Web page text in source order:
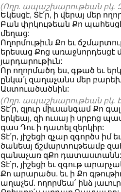
(Ողր. ապաշխարութեան բկ.
Եկեսցէ, Տէ՛ր, ի վերայ մեր
Բան փրկութեան Քո
մեղաց:
Ողորմութիւն Քո եւ
երեսաց Քոց առաջնորդեսցէ
յարդարութիւն:
Որ ողորմածդ ես, գթած եւ
ընկա՛լ զաղաչանս մեր
Աստուածածնին:
(Ողր. ապաշխարութեան բկ.
Տէ՛ր, զլուր միւսանգամ Քո
երկեայ, զի ուսայ ի սրբոց
գաս Դու ի դատել զերկիր:
Տէ՛ր, յիշեցի զչար զգործս իմ
ծանեայ ճշմարտութեամբ
զանաչառ զՔո դատաստանն:
Տէ՛ր, յիշեցի եւ զգութ
Քո արարածս. եւ ի Քո
աղաչեմ. ողորմեա՛ ինձ յաւուր